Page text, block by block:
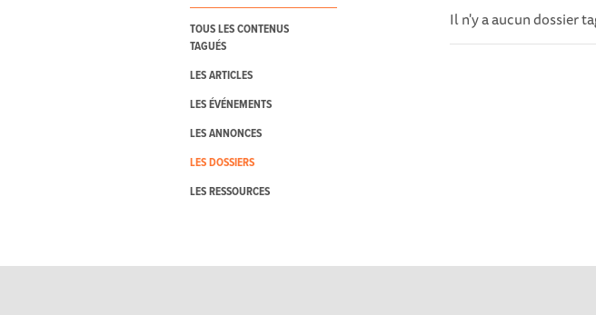
TOUS LES CONTENUS
TAGUÉS
LES ARTICLES
LES ÉVÉNEMENTS
LES ANNONCES
LES DOSSIERS
LES RESSOURCES
Il n'y a aucun dossier